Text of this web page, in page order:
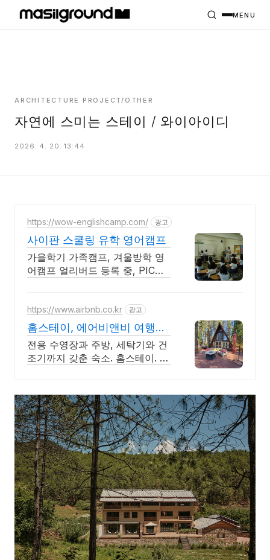
PROJECTS
MASILWIDE
MENU
ARCHITECTURE PROJECT/OTHER
자연에 스미는 스테이 / 와이아이디
2026. 4. 20. 13:44
https://wow-englishcamp.com/ 광고
사이판 스쿨링 유학 영어캠프
가을학기 가족캠프, 겨울방학 영
어캠프 얼리버드 등록 중, PIC숙
https://www.airbnb.co.kr 광고
홈스테이, 에어비앤비 여행지
에서도 우리집처럼
전용 수영장과 주방, 세탁기와 건
조기까지 갖춘 숙소. 홈스테이. 전